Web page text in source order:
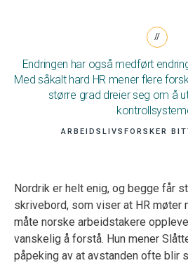
Endringen har også medført
Med såkalt hard HR mener flere
større grad dreier seg om å
ARBEIDSLIVSFORSKER
Nordrik er helt enig, og begge får
skrivebord, som viser at HR møter
måte norske arbeidstakere
vanskelig å forstå. Hun mener
påpeking av at avstanden ofte blir